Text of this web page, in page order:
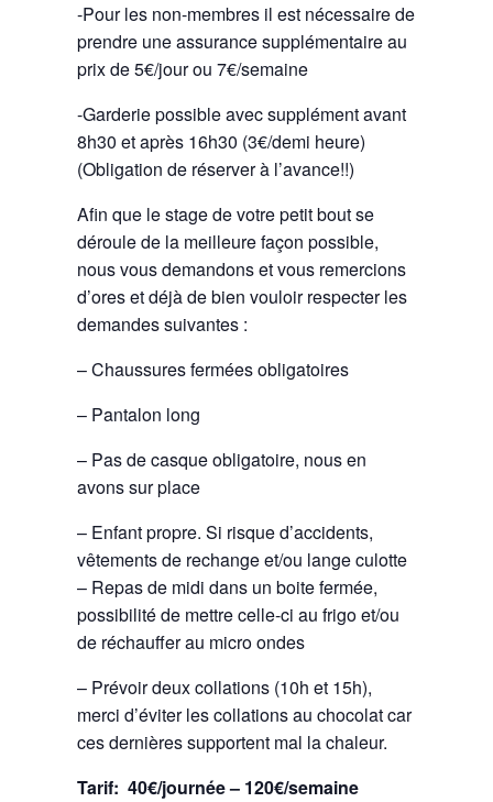
-Pour les non-membres il est nécessaire de
prendre une assurance supplémentaire au
prix de 5€/jour ou 7€/semaine
-Garderie possible avec supplément avant
8h30 et après 16h30 (3€/demi heure)
(Obligation de réserver à l’avance!!)
Afin que le stage de votre petit bout se
déroule de la meilleure façon possible,
nous vous demandons et vous remercions
d’ores et déjà de bien vouloir respecter les
demandes suivantes :
– Chaussures fermées obligatoires
– Pantalon long
– Pas de casque obligatoire, nous en
avons sur place
– Enfant propre. Si risque d’accidents,
vêtements de rechange et/ou lange culotte
– Repas de midi dans un boite fermée,
possibilité de mettre celle-ci au frigo et/ou
de réchauffer au micro ondes
– Prévoir deux collations (10h et 15h),
merci d’éviter les collations au chocolat car
ces dernières supportent mal la chaleur.
Tarif: 40€/journée – 120€/semaine